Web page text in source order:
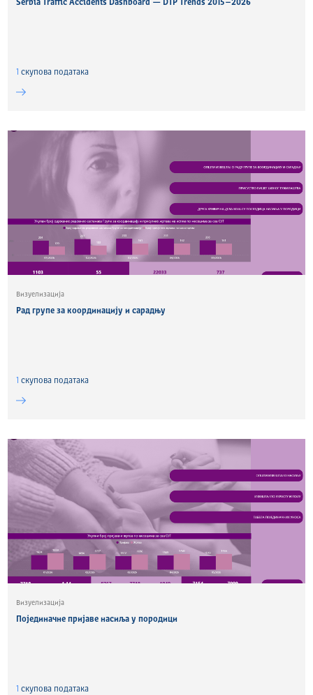
Serbia Traffic Accidents Dashboard — DTP Trends 2015–2026
1 скуповa података
Визуелизација
Рад групе за координацију и сарадњу
1 скуповa података
Визуелизација
Појединачне пријаве насиља у породици
1 скуповa података